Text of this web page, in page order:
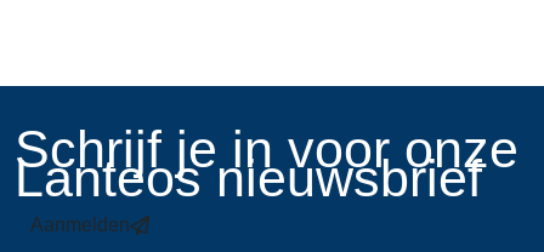
​Schrijf je in voor onze
Lanteos nieuwsbrief
Aanmelden